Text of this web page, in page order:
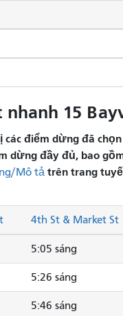
nhanh 15
điểm dừng đã
dừng đầy đủ, bao
Mô tả trên trang
4th St & Market St
5:05 sáng
5:26 sáng
5:46 sáng